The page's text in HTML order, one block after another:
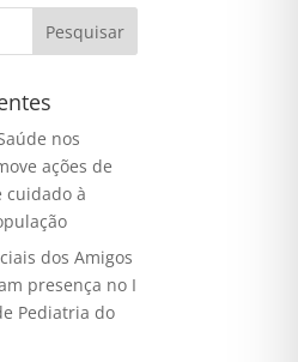
nos
ações de
cuidado à
dos Amigos
presença no I
Pediatria do